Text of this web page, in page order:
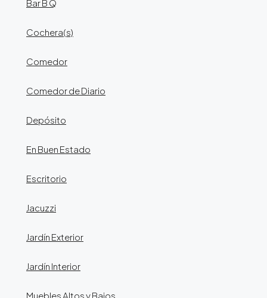
Bar B Q
Cochera(s)
Comedor
Comedor de Diario
Depósito
En Buen Estado
Escritorio
Jacuzzi
Jardín Exterior
Jardín Interior
Muebles Altos y Bajos